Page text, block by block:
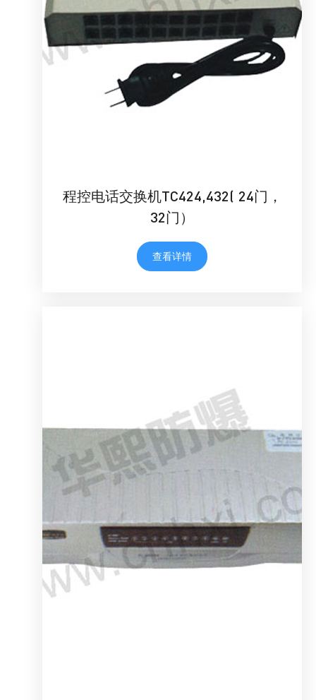
程控电话交换机TC424,432( 24门，
32门）
查看详情